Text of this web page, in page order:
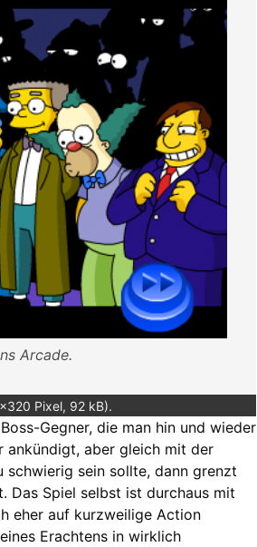
Arcade.
Pixel, 92 kB).
Gegner, die man hin und wieder
ankündigt, aber gleich mit der
schwierig sein sollte, dann grenzt
Das Spiel selbst ist durchaus mit
eher auf kurzweilige Action
Erachtens in wirklich